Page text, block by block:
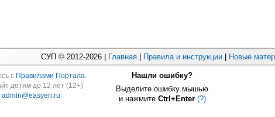
СУП © 2012-2026 | Главная| Правила и инструкции| Новые
с Правилами Портала.
детям до 12 лет (12+)
admin@easyen.ru
Нашли ошибку?
Выделите ошибку мышью
и нажмите Ctrl+Enter (?)